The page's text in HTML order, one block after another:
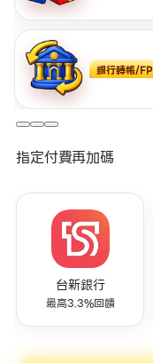
銀行轉帳/
指定付費再加碼
台新銀行
最高3.3%回饋